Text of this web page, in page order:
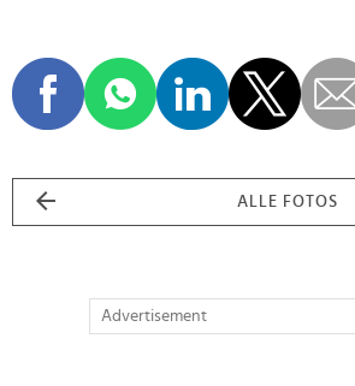
ALLE FOTOS
Advertisement